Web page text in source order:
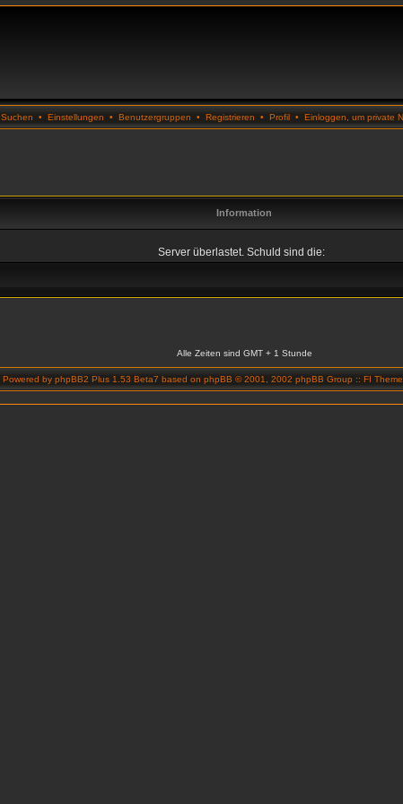
Suchen • Einstellungen • Benutzergruppen • Registrieren • Profil • Einloggen, um private
Information
Server überlastet. Schuld sind die:
Alle Zeiten sind GMT + 1 Stunde
Powered by phpBB2 Plus 1.53 Beta7 based on phpBB © 2001, 2002 phpBB Group :: FI Theme